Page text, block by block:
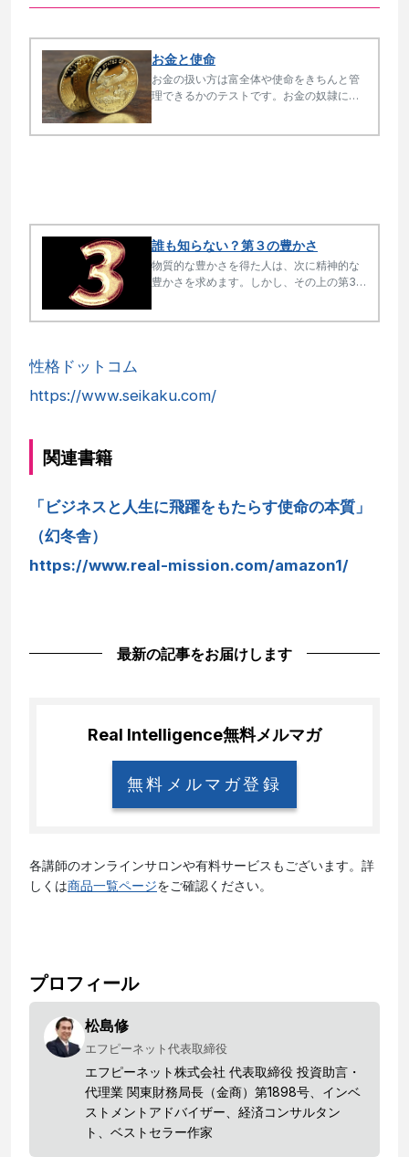
お金と使命
お金の扱い方は富全体や使命をきちんと管
理できるかのテストです。お金の奴隷にな
誰も知らない？第３の豊かさ
物質的な豊かさを得た人は、次に精神的な
豊かさを求めます。しかし、その上の第3の
性格ドットコム
https://www.seikaku.com/
関連書籍
「ビジネスと人生に飛躍をもたらす使命の本質」
（幻冬舎）
https://www.real-mission.com/amazon1/
最新の記事をお届けします
Real Intelligence無料メルマガ
無料メルマガ登録
各講師のオンラインサロンや有料サービスもございます。詳
しくは商品一覧ページをご確認ください。
プロフィール
松島修
エフピーネット代表取締役
エフピーネット株式会社 代表取締役 投資助言・
代理業 関東財務局長（金商）第1898号、インベ
ストメントアドバイザー、経済コンサルタン
ト、ベストセラー作家